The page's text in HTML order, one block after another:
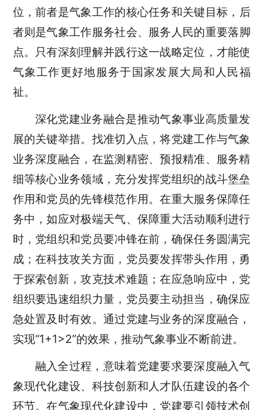
位 ，前者是气象工作的核心任务和关键目标 ，后
者则是气象工作服务社会、服务人民的重要落脚
点。只有深刻理解并践行这一战略定位，才能使
气象工作更好地服务于国家发展大局和人民福
祉。
深化党建业务融合是推动气象事业高质量发
展的关键举措。找准切入点，将党建工作与气象
业务深度融合，在监测精密、预报精准、服务精
细等核心业务领域，充分发挥党组织的战斗堡垒
作用和党员的先锋模范作用。在重大服务保障任
务中，如应对极端天气、保障重大活动顺利进行
时，党组织和党员要冲锋在前，确保任务圆满完
成；在科技攻关方面，党员要发挥带头作用，勇
于探索创新，攻克技术难题；在应急响应中，党
组织要迅速组织力量，党员要主动担当，确保应
急处置及时有效。通过党建与业务的深度融合，
实现“1+1>2”的效果，推动气象事业不断前进。
融入全过程，意味着党建要求要深度融入气
象现代化建设、科技创新和人才队伍建设的各个
环节。在气象现代化建设中，党建要引领技术创